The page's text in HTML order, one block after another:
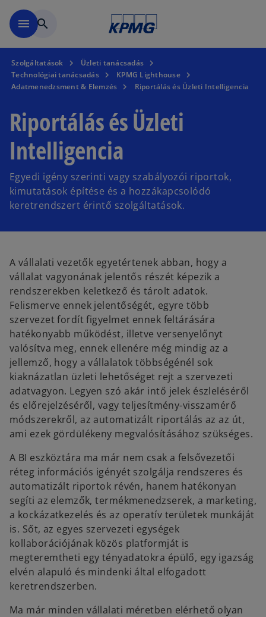
menu search
Szolgáltatások
Üzleti tanácsadás
Technológiai tanácsadás
KPMG Lighthouse
Adatmenedzsment & Elemzés
Riportálás és Üzleti Intelligencia
Riportálás és Üzleti
Intelligencia
Egyedi igény szerinti vagy szabályozói riportok,
kimutatások építése és a hozzákapcsolódó
keretrendszert érintő szolgáltatások.
A vállalati vezetők egyetértenek abban, hogy a
vállalat vagyonának jelentős részét képezik a
rendszerekben keletkező és tárolt adatok.
Felismerve ennek jelentőségét, egyre több
szervezet fordít figyelmet ennek feltárására
hatékonyabb működést, illetve versenyelőnyt
valósítva meg, ennek ellenére még mindig az a
jellemző, hogy a vállalatok többségénél sok
kiaknázatlan üzleti lehetőséget rejt a szervezeti
adatvagyon. Legyen szó akár intő jelek észleléséről
és előrejelzéséről, vagy teljesítmény-visszamérő
módszerekről, az automatizált riportálás az az út,
ami ezek gördülékeny megvalósításához szükséges.
A BI eszköztára ma már nem csak a felsővezetői
réteg információs igényét szolgálja rendszeres és
automatizált riportok révén, hanem hatékonyan
segíti az elemzők, termékmenedzserek, a marketing,
a kockázatkezelés és az operatív területek munkáját
is. Sőt, az egyes szervezeti egységek
kollaborációjának közös platformját is
megteremtheti egy tényadatokra épülő, egy igazság
elvén alapuló és mindenki által elfogadott
keretrendszerben.
Ma már minden vállalati méretben elérhető olyan